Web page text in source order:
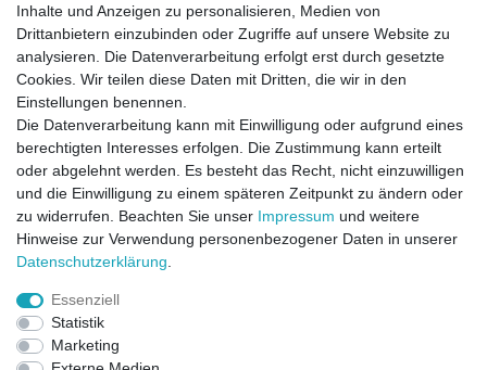
Direktkontakt per Telefon unter 04331 / 4928-910
Inhalte und Anzeigen zu personalisieren, Medien von
Drittanbietern einzubinden oder Zugriffe auf unsere Website zu
analysieren. Die Datenverarbeitung erfolgt erst durch gesetzte
Cookies. Wir teilen diese Daten mit Dritten, die wir in den
Einstellungen benennen.
Die Datenverarbeitung kann mit Einwilligung oder aufgrund eines
berechtigten Interesses erfolgen. Die Zustimmung kann erteilt
oder abgelehnt werden. Es besteht das Recht, nicht einzuwilligen
und die Einwilligung zu einem späteren Zeitpunkt zu ändern oder
zu widerrufen. Beachten Sie unser Impressum und weitere
Hinweise zur Verwendung personenbezogener Daten in unserer
Daten­schutz­erklärung
Essenziell
Statistik
Marketing